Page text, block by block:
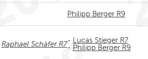
Philipp Berger R9
Raphael Schäfer R7-
Lucas Stieger R7
- Philipp Berger R9